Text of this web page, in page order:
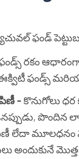
ఫండ్
రకం
ఫండ్స్
- కొనుగోలు ధర
మూలధనం
అందుకునే